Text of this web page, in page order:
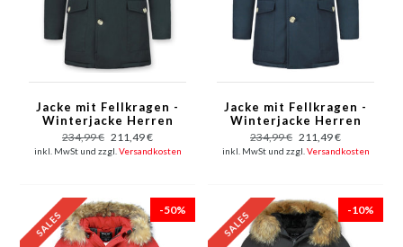
Jacke mit Fellkragen -
Winterjacke Herren
Lang Parka - Großer
Pelzkragen - Schwarz
234,99 € 211,49 €
inkl. MwSt und zzgl. Versandkosten
Jacke mit Fellkragen -
Winterjacke Herren
Lang Parka - Großer
Pelzkragen - Blau
234,99 € 211,49 €
inkl. MwSt und zzgl. Versandkosten
-50% -10%